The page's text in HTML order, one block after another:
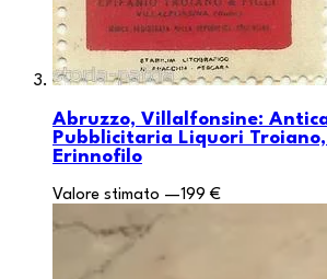
Abruzzo, Villalfonsine:
Pubblicitaria Liquori Troiano,
Erinnofilo
Valore stimato —199 €